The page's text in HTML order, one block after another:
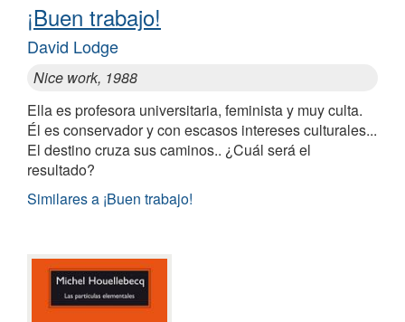
¡Buen trabajo!
David Lodge
Nice work, 1988
Ella es profesora universitaria, feminista y muy culta.
Él es conservador y con escasos intereses culturales...
El destino cruza sus caminos.. ¿Cuál será el
resultado?
Similares a ¡Buen trabajo!